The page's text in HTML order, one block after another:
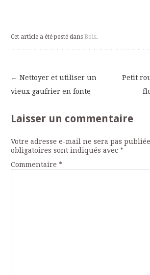
Cet article a été posté dans Bois.
Navigation
des
articles
← Nettoyer et utiliser un
vieux gaufrier en fonte
Petit
Laisser un commentaire
Votre adresse e-mail ne sera pas
obligatoires sont indiqués avec*
Commentaire*